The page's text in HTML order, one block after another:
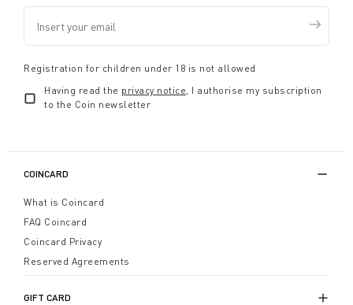
Registration for children under 18 is not allowed
Having read the privacy notice, I authorise my subscription
to the Coin newsletter
COINCARD
What is Coincard
FAQ Coincard
Coincard Privacy
Reserved Agreements
GIFT CARD